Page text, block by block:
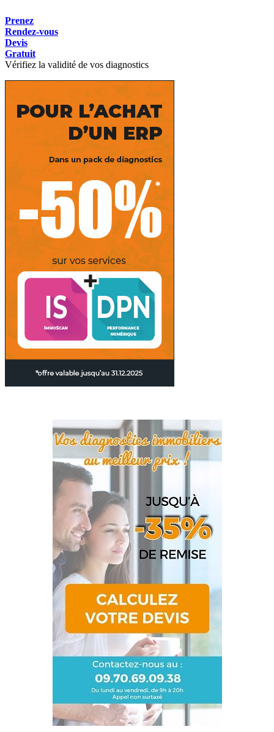
Prenez
Rendez-vous
Devis
Gratuit
Vérifiez la validité de vos diagnostics